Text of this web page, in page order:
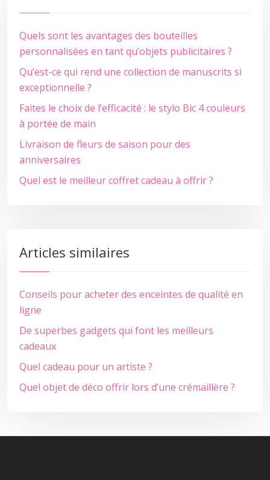
Quels sont les avantages des bouteilles
personnalisées en tant qu’objets publicitaires ?
Qu’est-ce qui rend une collection de manuscrits si
exceptionnelle ?
Faites le choix de l’efficacité : le stylo Bic 4 couleurs
à portée de main
Livraison de fleurs de saison pour des
anniversaires
Quel est le meilleur coffret cadeau à offrir ?
Articles similaires
Conseils pour acheter des enceintes de qualité en
ligne
De superbes gadgets qui font les meilleurs
cadeaux
Quel cadeau pour un artiste ?
Quel objet de déco offrir lors d’une crémaillère ?